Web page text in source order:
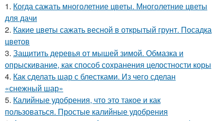
1. Когда сажать многолетние цветы. Многолетние цветы
для дачи
2. Какие цветы сажать весной в открытый грунт. Посадка
цветов
3. Защитить деревья от мышей зимой. Обмазка и
опрыскивание, как способ сохранения целостности коры
4. Как сделать шар с блестками. Из чего сделан
«снежный шар»
5. Калийные удобрения, что это такое и как
пользоваться. Простые калийные удобрения